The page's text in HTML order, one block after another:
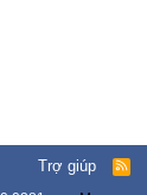
Trợ giúp
R